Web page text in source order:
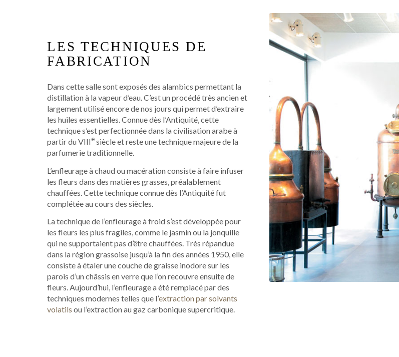
LES TECHNIQUES DE
FABRICATION
Dans cette salle sont exposés des alambics permettant la
distillation à la vapeur d’eau. C’est un procédé très ancien et
largement utilisé encore de nos jours qui permet d’extraire
les huiles essentielles. Connue dès l’Antiquité, cette
technique s’est perfectionnée dans la civilisation arabe à
partir du VIIIesiècle et reste une technique majeure de la
parfumerie traditionnelle.
L’enfleurage à chaud ou macération consiste à faire infuser
les fleurs dans des matières grasses, préalablement
chauffées. Cette technique connue dès l’Antiquité fut
complétée au cours des siècles.
La technique de l’enfleurage à froid s’est développée pour
les fleurs les plus fragiles, comme le jasmin ou la jonquille
qui ne supportaient pas d’être chauffées. Très répandue
dans la région grassoise jusqu’à la fin des années 1950, elle
consiste à étaler une couche de graisse inodore sur les
parois d’un châssis en verre que l’on recouvre ensuite de
fleurs. Aujourd’hui, l’enfleurage a été remplacé par des
techniques modernes telles que l’extraction par solvants
volatils ou l’extraction au gaz carbonique supercritique.